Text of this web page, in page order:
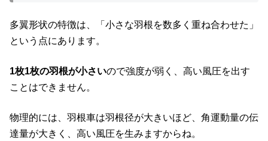
多翼形状の特徴は、「小さな羽根を数多く重ね合わせた」
という点にあります。
1枚1枚の羽根が小さいので強度が弱く、高い風圧を出す
ことはできません。
物理的には、羽根車は羽根径が大きいほど、角運動量の伝
達量が大きく、高い風圧を生みますからね。